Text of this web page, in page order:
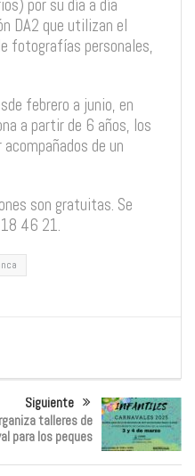
por su día a día
DA2 que utilizan el
fotografías personales,
febrero a junio, en
a partir de 6 años, los
de un
son gratuitas. Se
46 21.
Siguiente
talleres de
para los peques